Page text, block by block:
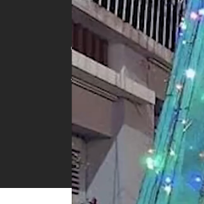
Bà xã Lê
thương hại
48lượt xem | 03/04/
Mặc bộ đồ giản dị nhưng